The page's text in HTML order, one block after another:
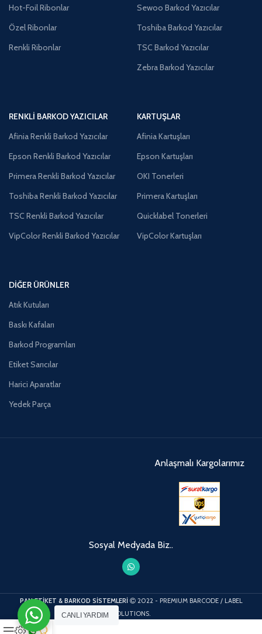
Hot-Foil Ribonlar
Özel Ribonlar
Renkli Ribonlar
Sewoo Barkod Yazıcılar
Toshiba Barkod Yazıcılar
TSC Barkod Yazıcılar
Zebra Barkod Yazıcılar
RENKLI BARKOD YAZICILAR
Afinia Renkli Barkod Yazıcılar
Epson Renkli Barkod Yazıcılar
Primera Renkli Barkod Yazıcılar
Toshiba Renkli Barkod Yazıcılar
TSC Renkli Barkod Yazıcılar
VipColor Renkli Barkod Yazıcılar
KARTUŞLAR
Afinia Kartuşları
Epson Kartuşları
OKI Tonerleri
Primera Kartuşları
Quicklabel Tonerleri
VipColor Kartuşları
DIĞER ÜRÜNLER
Atık Kutuları
Baskı Kafaları
Barkod Programları
Etiket Sarıcılar
Harici Aparatlar
Yedek Parça
Anlaşmalı Kargolarımız
Sosyal Medyada Biz..
PAN ETİKET & BARKOD SİSTEMLERİ
2022 - PREMIUM BARCODE / LABEL
SOLUTIONS.
CANLI YARDIM